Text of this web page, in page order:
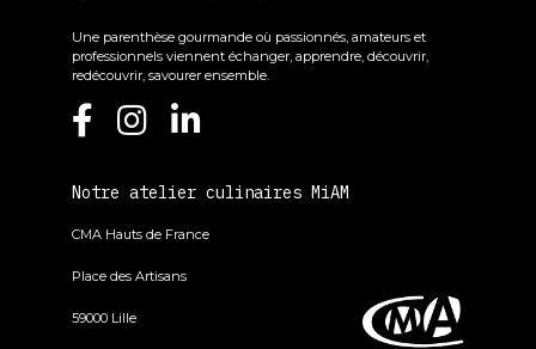
Une parenthèse gourmande où passionnés, amateurs et
professionnels viennent échanger, apprendre, découvrir,
redécouvrir, savourer ensemble.
Notre atelier culinaires MiAM
CMA Hauts de France
Place des Artisans
59000 Lille